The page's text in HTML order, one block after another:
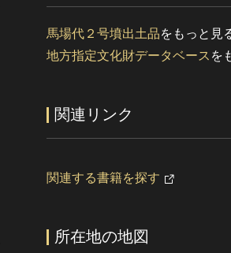
馬場代２号墳出土品をもっと見
地方指定文化財データベース を
関連リンク
関連する書籍を探す
所在地の地図